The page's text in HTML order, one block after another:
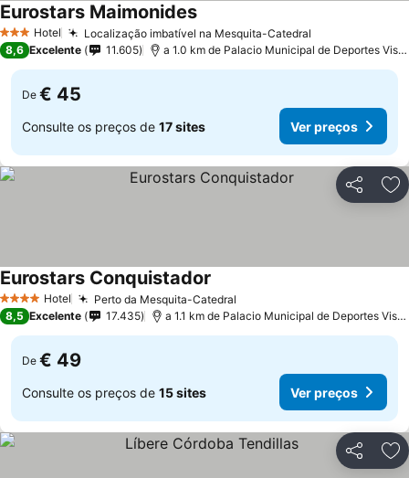
3 EstrelasHotel Localização imbatível na Mesquita-Catedral
Eurostars Maimonides
8,6 Excelente 11.605 a 1.0 km de Palacio Municipal de Deportes Vista Alegre
De € 45
Consulte os preços de 17 sites Ver preços
Partilhar
4 EstrelasHotel Perto da Mesquita-Catedral
Eurostars Conquistador
8,5 Excelente 17.435 a 1.1 km de Palacio Municipal de Deportes Vista Alegre
De € 49
Consulte os preços de 15 sites Ver preços
Partilhar